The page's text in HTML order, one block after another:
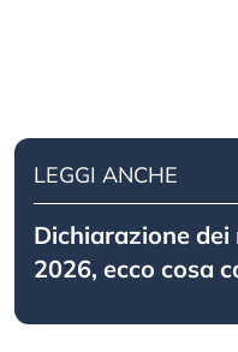
LEGGI ANCHE
Dichiarazione
2026, ecco cosa